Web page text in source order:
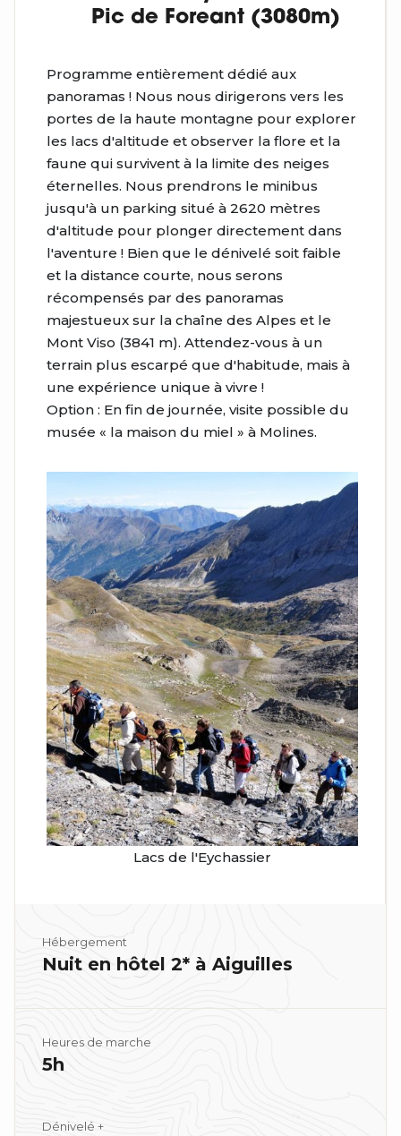
Pic de Foreant (3080m)
Programme entièrement dédié aux
panoramas ! Nous nous dirigerons vers les
portes de la haute montagne pour explorer
les lacs d'altitude et observer la flore et la
faune qui survivent à la limite des neiges
éternelles. Nous prendrons le minibus
jusqu'à un parking situé à 2620 mètres
d'altitude pour plonger directement dans
l'aventure ! Bien que le dénivelé soit faible
et la distance courte, nous serons
récompensés par des panoramas
majestueux sur la chaîne des Alpes et le
Mont Viso (3841 m). Attendez-vous à un
terrain plus escarpé que d'habitude, mais à
une expérience unique à vivre !
Option : En fin de journée, visite possible du
musée « la maison du miel » à Molines.
Lacs de l'Eychassier
Hébergement
Nuit en hôtel 2* à Aiguilles
Heures de marche
5h
Dénivelé +